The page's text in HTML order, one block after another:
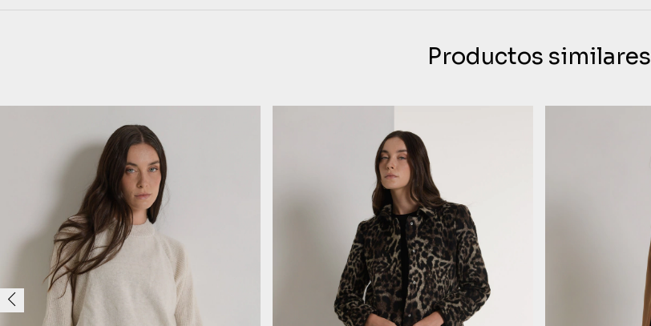
Productos similares